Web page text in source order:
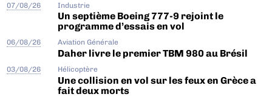
07/08/26 Industrie
Un septième Boeing 777-9 rejoint le
programme d’essais en vol
06/08/26 Aviation Générale
Daher livre le premier TBM 980 au Brésil
03/08/26 Hélicoptère
Une collision en vol sur les feux en Grèce a
fait deux morts